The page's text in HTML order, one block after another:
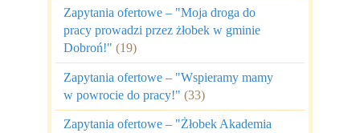
Zapytania ofertowe – "Moja droga do
pracy prowadzi przez żłobek w gminie
Dobroń!" (19)
Zapytania ofertowe – "Wspieramy mamy
w powrocie do pracy!" (33)
Zapytania ofertowe – "Żłobek Akademia